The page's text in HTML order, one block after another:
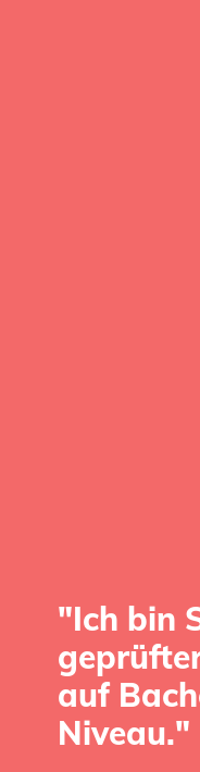
"Ich bin
auf
Niveau."
"Meinen
Zukunft